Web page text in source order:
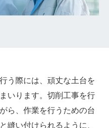
う際には、頑丈な土台を
いります。切削工事を行
ら、作業を行うための台
縫い付けられるように、